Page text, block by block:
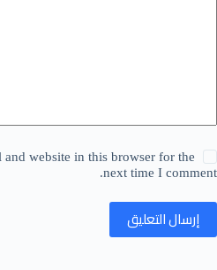
and website in this browser for the
next time I comment.
إرسال التعليق